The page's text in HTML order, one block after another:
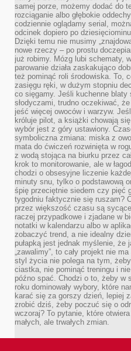
samej porze, możemy dodać do
rozciąganie albo głębokie
codziennie oglądamy serial,
odcinek dopiero po
Dzięki temu nie musimy
nowe rzeczy – po prostu
już robimy. Mózg lubi schematy,
parowanie działa zaskakująco
też pominąć roli środowiska. To,
zasięgu ręki, w dużym stopniu
co sięgamy. Jeśli kuchenne blaty
słodyczami, trudno oczekiwać,
jeść więcej owoców i warzyw.
króluje pilot, a książki chowają się
wybór jest z góry ustawiony.
symboliczna zmiana: miska z
mata do ćwiczeń rozwinięta w
z wodą stojąca na biurku przez
krok to monitorowanie, ale w
chodzi o obsesyjne liczenie
minuty snu, tylko o podstawową
śpię przeciętnie siedem czy pięć
tygodniu faktycznie się ruszam?
przez większość czasu są
raczej przypadkowe i zjadane w
notatki w kalendarzu albo w
zobaczyć trend, a nie idealny
pułapką jest jednak myślenie, że
„zawalimy”, to cały projekt nie
styl życia nie polega na tym,
ciastka, nie pominąć treningu i
późno spać. Chodzi o to, żeby w
roku dominowały wybory, które
karać się za gorszy dzień, lepiej
zrobić dziś, żeby poczuć się o
wczoraj? To pytanie, które
małych, ale trwałych zmian.